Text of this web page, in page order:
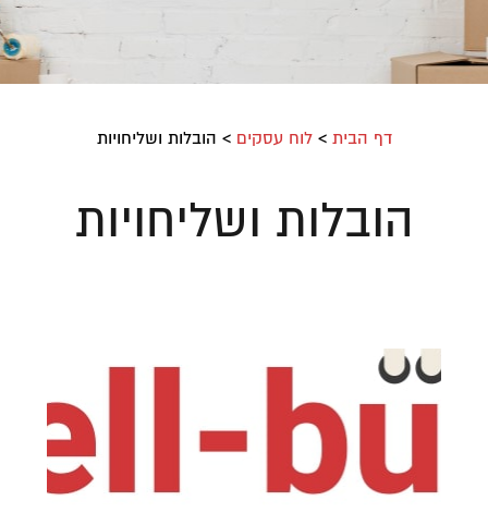
דף הבית >לוח עסקים > הובלות ושליחויות
הובלות ושליחויות